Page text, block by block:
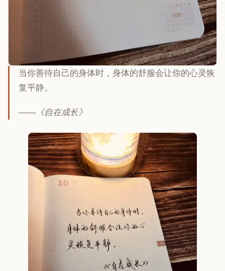
当你善待自己的身体时，身体的舒服会让你的心灵恢
复平静。
——《自在成长》